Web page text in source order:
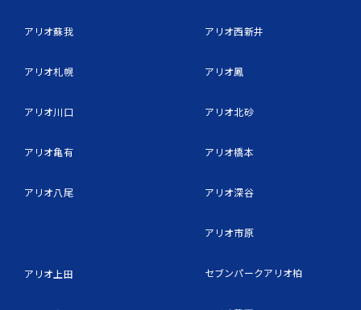
アリオ蘇我
アリオ札幌
アリオ川口
アリオ亀有
アリオ八尾
アリオ上田
アリオ西新井
アリオ鳳
アリオ北砂
アリオ橋本
アリオ深谷
アリオ市原
セブンパークアリオ柏